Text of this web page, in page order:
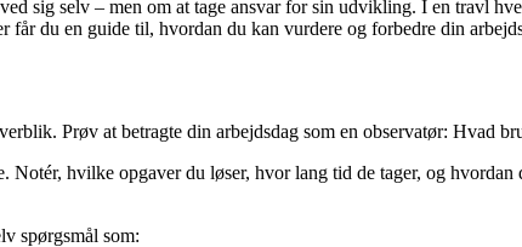
sig selv – men om at tage ansvar for sin udvikling. I en travl
får du en guide til, hvordan du kan vurdere og forbedre din
Prøv at betragte din arbejdsdag som en observatør: Hvad
Notér, hvilke opgaver du løser, hvor lang tid de tager, og
spørgsmål som: